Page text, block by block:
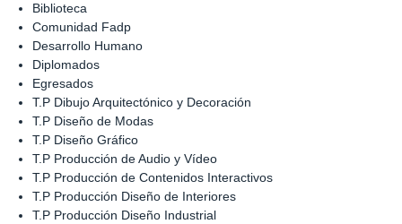
Biblioteca
Comunidad Fadp
Desarrollo Humano
Diplomados
Egresados
T.P Dibujo Arquitectónico y Decoración
T.P Diseño de Modas
T.P Diseño Gráfico
T.P Producción de Audio y Vídeo
T.P Producción de Contenidos Interactivos
T.P Producción Diseño de Interiores
T.P Producción Diseño Industrial